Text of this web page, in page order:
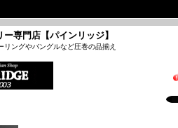
専門店【パインリッジ】
リングやバングルなど圧巻の品揃え